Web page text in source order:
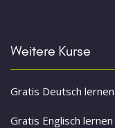
Weitere Kurse
Gratis Deutsch lernen
Gratis Englisch lernen